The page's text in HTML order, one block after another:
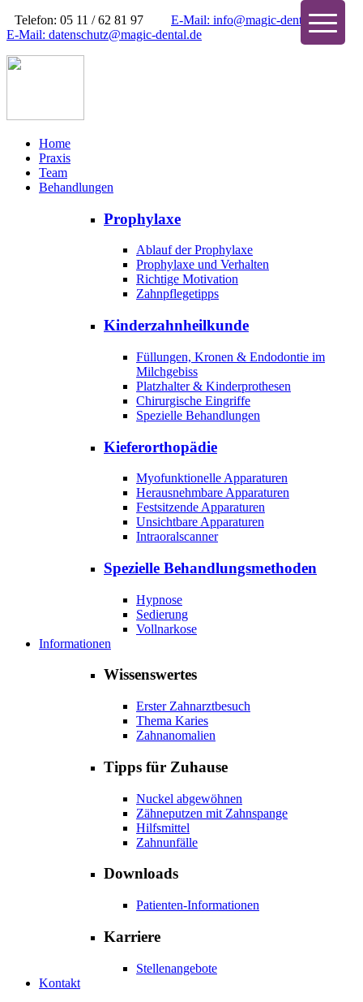
Telefon: 05 11 / 62 81 97
E-Mail: info@magic-dental.de
E-Mail: datenschutz@magic-dental.de
Home
Praxis
Team
Behandlungen
Prophylaxe
Ablauf der Prophylaxe
Prophylaxe und Verhalten
Richtige Motivation
Zahnpflegetipps
Kinderzahnheilkunde
Füllungen, Kronen & Endodontie im
Milchgebiss
Platzhalter & Kinderprothesen
Chirurgische Eingriffe
Spezielle Behandlungen
Kieferorthopädie
Myofunktionelle Apparaturen
Herausnehmbare Apparaturen
Festsitzende Apparaturen
Unsichtbare Apparaturen
Intraoralscanner
Spezielle Behandlungsmethoden
Hypnose
Sedierung
Vollnarkose
Informationen
Wissenswertes
Erster Zahnarztbesuch
Thema Karies
Zahnanomalien
Tipps für Zuhause
Nuckel abgewöhnen
Zähneputzen mit Zahnspange
Hilfsmittel
Zahnunfälle
Downloads
Patienten-Informationen
Karriere
Stellenangebote
Kontakt